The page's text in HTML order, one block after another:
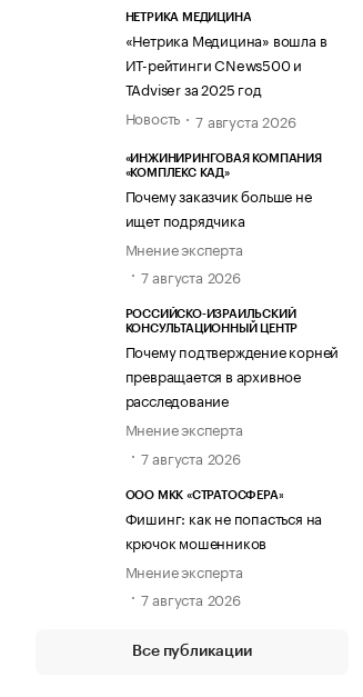
НЕТРИКА МЕДИЦИНА
«Нетрика Медицина» вошла в
ИТ-рейтинги CNews500 и
TAdviser за 2025 год
Новость
7 августа 2026
«ИНЖИНИРИНГОВАЯ КОМПАНИЯ
«КОМПЛЕКС КАД»
Почему заказчик больше не
ищет подрядчика
Мнение эксперта
7 августа 2026
РОССИЙСКО-ИЗРАИЛЬСКИЙ
КОНСУЛЬТАЦИОННЫЙ ЦЕНТР
Почему подтверждение корней
превращается в архивное
расследование
Мнение эксперта
7 августа 2026
ООО МКК «СТРАТОСФЕРА»
Фишинг: как не попасться на
крючок мошенников
Мнение эксперта
7 августа 2026
Все публикации